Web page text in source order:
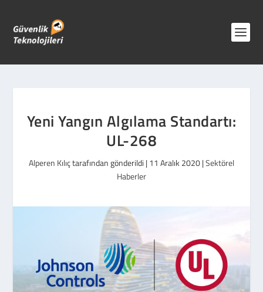
Yeni Yangın Algılama Standartı:
UL-268
Alperen Kılıçtarafından gönderildi |11 Aralık 2020|Sektörel
Haberler